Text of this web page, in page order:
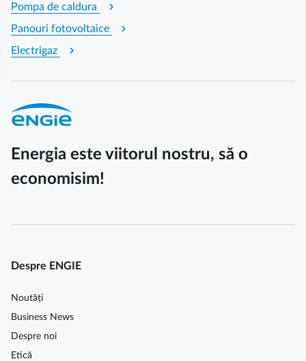
Pompa de caldura chevron_right
Panouri fotovoltaice chevron_right
Electrigaz chevron_right
Energia este viitorul nostru, să o
economisim!
Despre ENGIE
Noutăți
Business News
Despre noi
Etică